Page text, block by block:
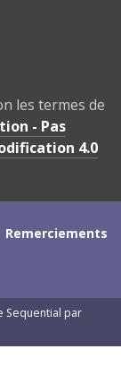
les termes de
- Pas
4.0
Remerciements
Sequential par